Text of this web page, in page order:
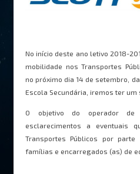
No início deste ano letivo 2018-
mobilidade nos Transportes
no próximo dia 14 de setembro,
Escola Secundária, iremos ter um
O objetivo do operador de
esclarecimentos a eventuais
Transportes Públicos por
famílias e encarregados (as) de